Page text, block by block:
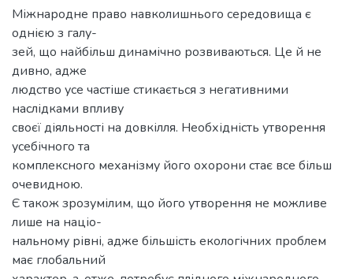
Міжнародне право навколишнього середовища є
однією з галу-
зей, що найбільш динамічно розвиваються. Це й не
дивно, адже
людство усе частіше стикається з негативними
наслідками впливу
своєї діяльності на довкілля. Необхідність утворення
усебічного та
комплексного механізму його охорони стає все більш
очевидною.
Є також зрозумілим, що його утворення не можливе
лише на націо-
нальному рівні, адже більшість екологічних проблем
має глобальний